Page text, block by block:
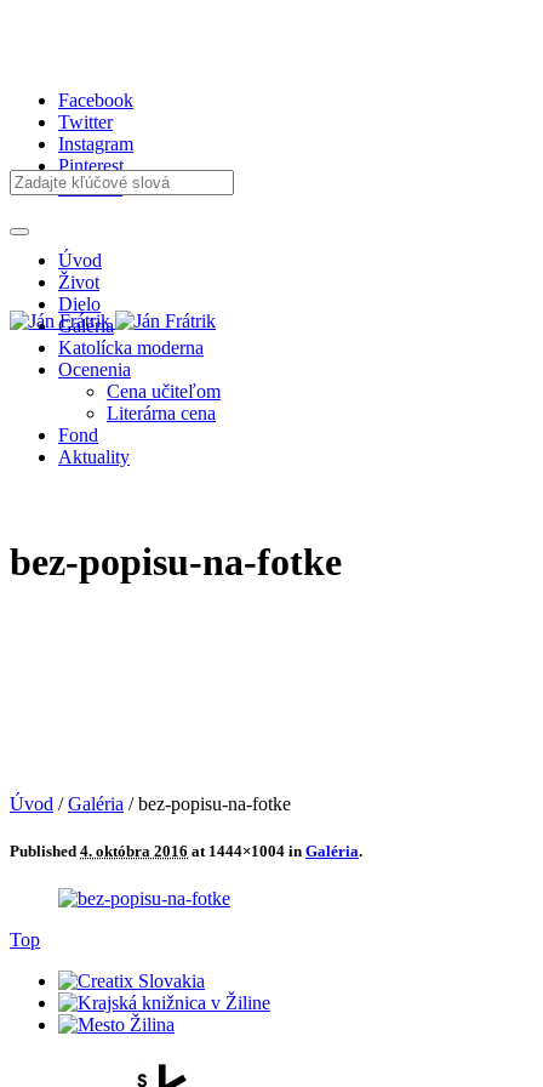
Facebook
Twitter
Instagram
Pinterest
Youtube
Úvod
Život
Dielo
Galéria
Katolícka moderna
Ocenenia
Cena učiteľom
Literárna cena
Fond
Aktuality
bez-popisu-na-fotke
Úvod /Galéria /bez-popisu-na-fotke
Published 4. októbra 2016 at 1444×1004 in Galéria.
Top